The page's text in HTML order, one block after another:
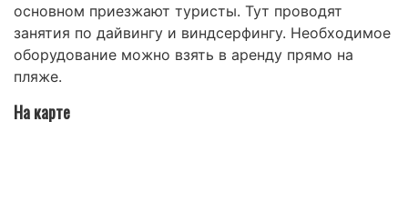
основном приезжают туристы. Тут проводят
занятия по дайвингу и виндсерфингу. Необходимое
оборудование можно взять в аренду прямо на
пляже.
На карте